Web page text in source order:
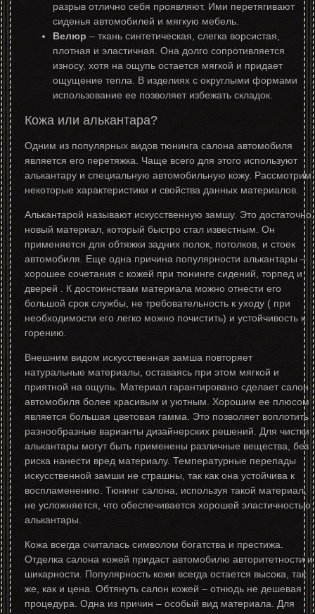
разрыв отлично себя проявляют. Ими перетягивают
сиденья автомобилей и мягкую мебель.
Велюр – ткань синтетическая, слегка ворсистая,
плотная и эластичная. Она долго сопротивляется
износу, хотя на ощупь остается мягкой и придает
ощущение тепла. В изделиях с округлыми формами
использование ее позволяет избежать складок.
Кожа или алькантара?
Одним из популярных видов тюнинга салона автомобиля
является его перетяжка. Чаще всего для этого используют
алькантару и специальную автомобильную кожу. Рассмотрим
некоторые характеристики и свойства данных материалов.
Алькантарой называют искусственную замшу. Это достаточно
новый материал, который быстро стал известным. Он
применяется для обтяжки задних полок, потолков, и стоек
автомобиля. Еще одна причина популярности алькантары –
хорошее сочетания с кожей при тюнинге сидений, торпед и
дверей . К достоинствам материала можно отнести его
большой срок службы, не требовательность к уходу ( при
необходимости его легко можно почистить) и устойчивость к
горению.
Внешним видом искусственная замша повторяет
натуральные материалы, оставаясь при этом мягкой и
приятной на ощупь. Материал гарантировано сделает салон
автомобиля более красивым и уютным. Хорошим ее плюсом
является большая цветовая гамма. Это позволяет воплотить
разнообразные варианты дизайнерских решений. Для чистки
алькантары могут быть применены различные вещества, без
риска нанести вред материалу. Температурные перепады
искусственной замши не страшны, так как она устойчива к
воспламенению. Тюнинг салона, используя такой материал,
не усложняется, что обеспечивается хорошей эластичностью
алькантары.
Кожа всегда считалась символом богатства и престижа.
Отделка салона кожей придаст автомобилю авторитетности и
шикарности. Популярность кожи всегда остается высока, так
же, как и цена. Обтянуть салон кожей – отнюдь не дешевая
процедура. Одна из причин – особый вид материала. Для